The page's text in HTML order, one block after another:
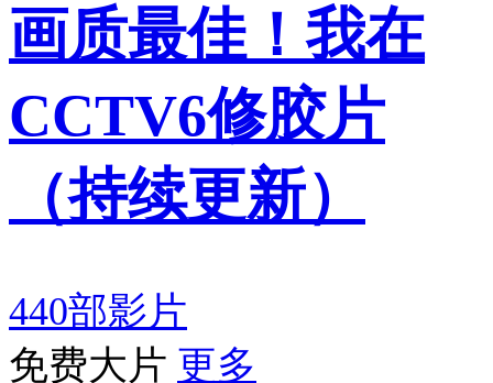
画质最佳！我在
CCTV6修胶片
（持续更新）
440部影片
免费大片 更多